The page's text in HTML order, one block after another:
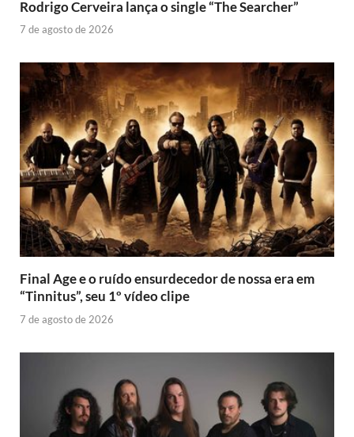
Rodrigo Cerveira lança o single “The Searcher”
7 de agosto de 2026
Final Age e o ruído ensurdecedor de nossa era em
“Tinnitus”, seu 1º vídeo clipe
7 de agosto de 2026